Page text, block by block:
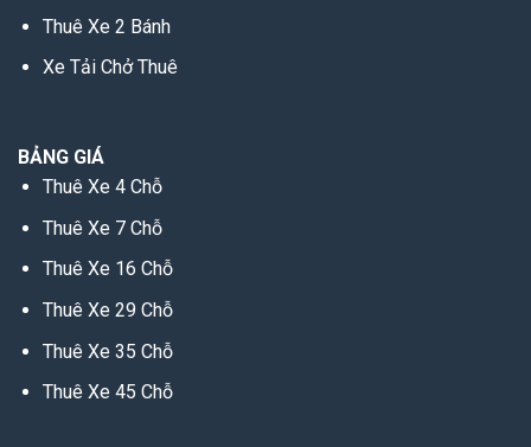
Thuê Xe 2 Bánh
Xe Tải Chở Thuê
BẢNG GIÁ
Thuê Xe 4 Chỗ
Thuê Xe 7 Chỗ
Thuê Xe 16 Chỗ
Thuê Xe 29 Chỗ
Thuê Xe 35 Chỗ
Thuê Xe 45 Chỗ